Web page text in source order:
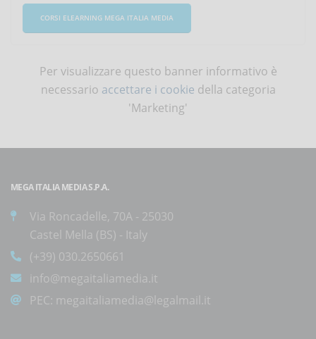
CORSI ELEARNING MEGA ITALIA MEDIA
Per visualizzare questo banner informativo è
necessario accettare i cookie della categoria
'Marketing'
MEGA ITALIA MEDIA S.P.A.
Via Roncadelle, 70A - 25030
Castel Mella (BS) - Italy
(+39) 030.2650661
info@megaitaliamedia.it
PEC: megaitaliamedia@legalmail.it